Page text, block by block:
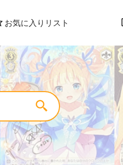
お気に入りリスト